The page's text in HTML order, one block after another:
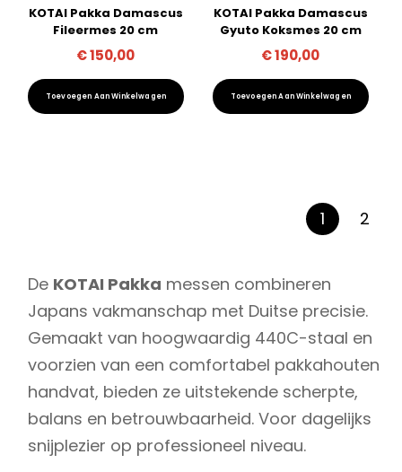
KOTAI Pakka Damascus
Fileermes 20 cm
€150,00
Toevoegen Aan Winkelwagen
KOTAI Pakka Damascus
Gyuto Koksmes 20 cm
€190,00
Toevoegen Aan Winkelwagen
1 2
De KOTAI Pakka messen combineren
Japans vakmanschap met Duitse precisie.
Gemaakt van hoogwaardig 440C-staal en
voorzien van een comfortabel pakkahouten
handvat, bieden ze uitstekende scherpte,
balans en betrouwbaarheid. Voor dagelijks
snijplezier op professioneel niveau.